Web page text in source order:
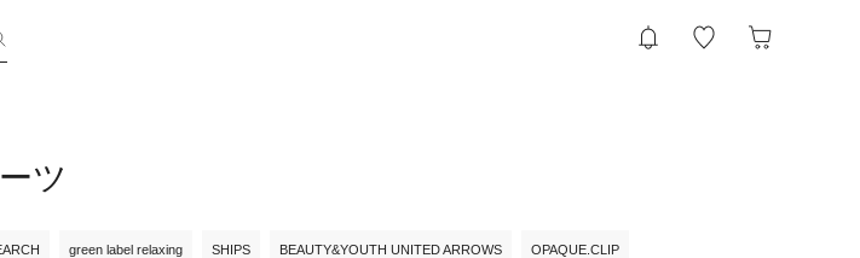
ツ
green label relaxing SHIPS BEAUTY&YOUTH UNITED ARROWS OPAQUE.CLIP